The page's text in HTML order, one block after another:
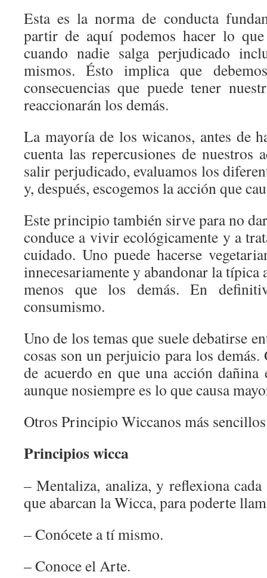
Esta es la norma de conducta
partir de aquí podemos hacer lo
cuando nadie salga perjudicado
mismos. Ésto implica que
consecuencias que puede tener
reaccionarán los demás.
La mayoría de los wicanos, antes de
cuenta las repercusiones de nuestros
salir perjudicado, evaluamos los
y, después, escogemos la acción que
Este principio también sirve para no
conduce a vivir ecológicamente y a
cuidado. Uno puede hacerse
innecesariamente y abandonar la típica
menos que los demás. En
consumismo.
Uno de los temas que suele debatirse
cosas son un perjuicio para los demás.
de acuerdo en que una acción dañina
aunque nosiempre es lo que causa
Otros Principio Wiccanos más
Principios wicca
– Mentaliza, analiza, y reflexiona
que abarcan la Wicca, para poderte
– Conócete a tí mismo.
– Conoce el Arte.